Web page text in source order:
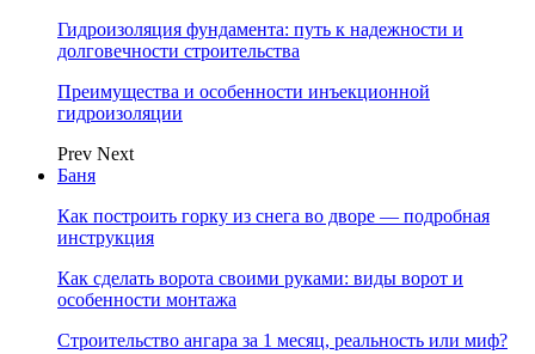
Гидроизоляция фундамента: путь к надежности и
долговечности строительства
Преимущества и особенности инъекционной
гидроизоляции
Prev Next
Баня
Как построить горку из снега во дворе — подробная
инструкция
Как сделать ворота своими руками: виды ворот и
особенности монтажа
Строительство ангара за 1 месяц, реальность или миф?